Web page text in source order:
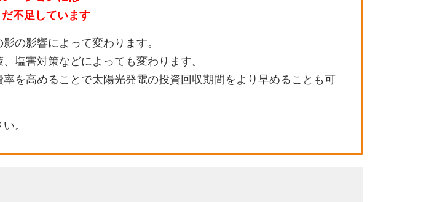
不足しています
の影響によって変わります。
塩害対策などによっても変わります。
を高めることで太陽光発電の投資回収期間をより早めることも可
。